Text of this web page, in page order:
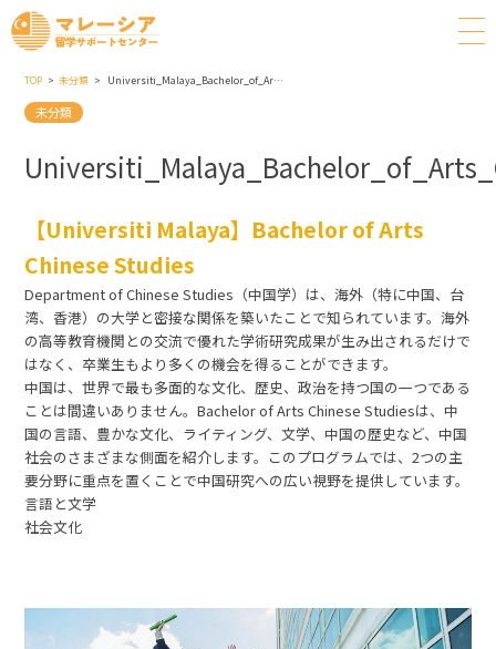
TOP 未分類 Universiti_Malaya_Bachelor_of_Arts_Chinese_Studies
未分類
【Universiti Malaya】Bachelor of Arts
Chinese Studies
Department of Chinese Studies（中国学）は、海外（特に中国、台
湾、香港）の大学と密接な関係を築いたことで知られています。海外
の高等教育機関との交流で優れた学術研究成果が生み出されるだけで
はなく、卒業生もより多くの機会を得ることができます。
中国は、世界で最も多面的な文化、歴史、政治を持つ国の一つである
ことは間違いありません。Bachelor of Arts Chinese Studiesは、中
国の言語、豊かな文化、ライティング、文学、中国の歴史など、中国
社会のさまざまな側面を紹介します。このプログラムでは、2つの主
要分野に重点を置くことで中国研究への広い視野を提供しています。
言語と文学
社会文化